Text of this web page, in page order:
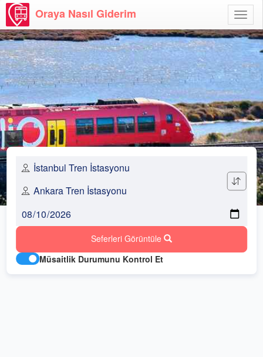
Aç
Oraya Nasıl Giderim
Seferleri Görüntüle
Müsaitlik Durumunu Kontrol Et